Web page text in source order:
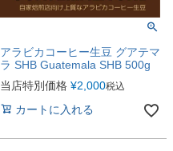
アラビカコーヒー生豆 グアテマ
ラ SHB Guatemala SHB 500g
当店特別価格 ¥2,000税込
カートに入れる